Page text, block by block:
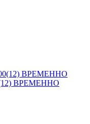
ВРЕМЕННО